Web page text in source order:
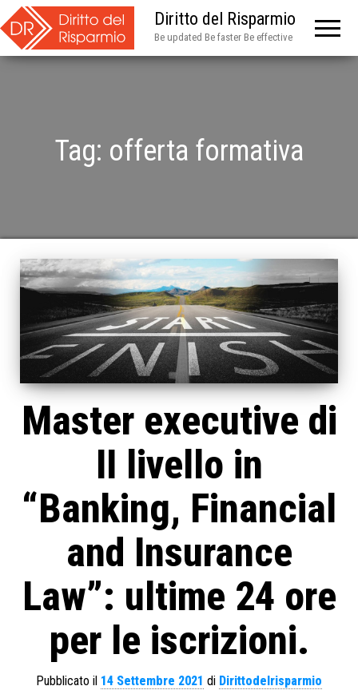
Diritto del Risparmio
Be updated Be faster Be effective
Tag: offerta formativa
Master executive di
II livello in
“Banking, Financial
and Insurance
Law”: ultime 24 ore
per le iscrizioni.
Pubblicato il 14 Settembre 2021 di Dirittodelrisparmio